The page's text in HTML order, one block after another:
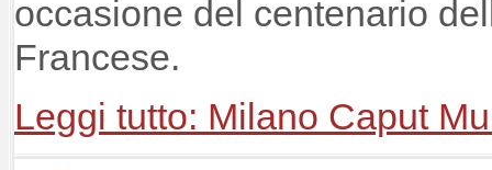
occasione del centenario
Francese.
Leggi tutto: Milano Caput